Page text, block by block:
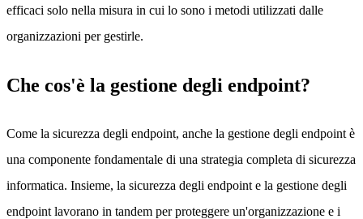
efficaci solo nella misura in cui lo sono i metodi utilizzati dalle
organizzazioni per gestirle.
Che cos'è la gestione degli endpoint?
Come la sicurezza degli endpoint, anche la gestione degli endpoint è
una componente fondamentale di una strategia completa di sicurezza
informatica. Insieme, la sicurezza degli endpoint e la gestione degli
endpoint lavorano in tandem per proteggere un'organizzazione e i